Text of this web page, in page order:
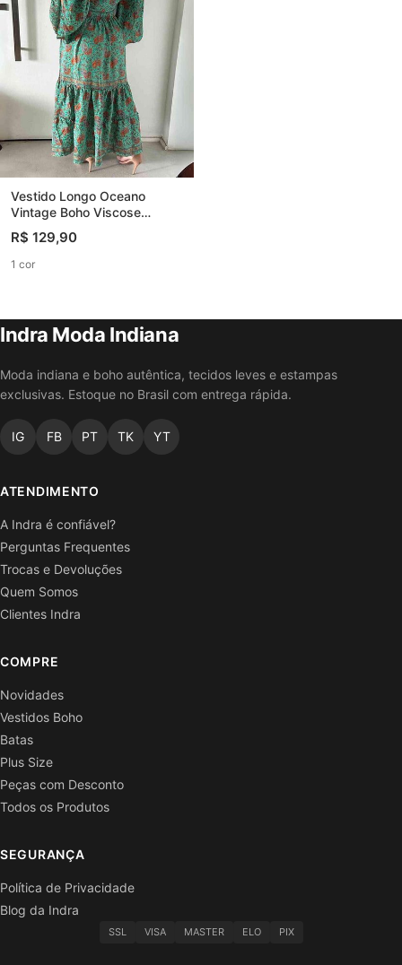
Vestido Longo Oceano
Vintage Boho Viscose
Coleção Premium
R$ 129,90
1 cor
Indra Moda Indiana
Moda indiana e boho autêntica, tecidos leves e estampas
exclusivas. Estoque no Brasil com entrega rápida.
IG FB PT TK YT
ATENDIMENTO
A Indra é confiável?
Perguntas Frequentes
Trocas e Devoluções
Quem Somos
Clientes Indra
COMPRE
Novidades
Vestidos Boho
Batas
Plus Size
Peças com Desconto
Todos os Produtos
SEGURANÇA
Política de Privacidade
Blog da Indra
SSL VISA MASTER ELO PIX